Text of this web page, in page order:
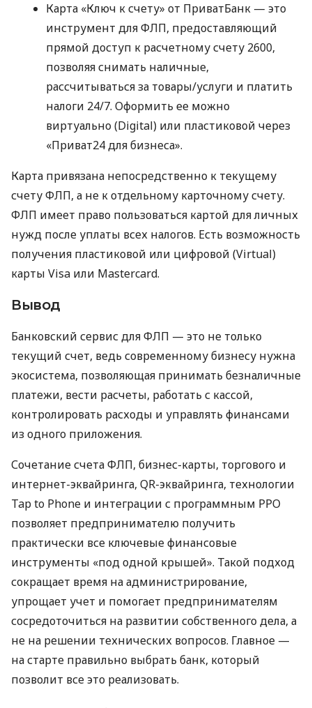
Карта «Ключ к счету» от ПриватБанк — это
инструмент для ФЛП, предоставляющий
прямой доступ к расчетному счету 2600,
позволяя снимать наличные,
рассчитываться за товары/услуги и платить
налоги 24/7. Оформить ее можно
виртуально (Digital) или пластиковой через
«Приват24 для бизнеса».
Карта привязана непосредственно к текущему
счету ФЛП, а не к отдельному карточному счету.
ФЛП имеет право пользоваться картой для личных
нужд после уплаты всех налогов. Есть возможность
получения пластиковой или цифровой (Virtual)
карты Visa или Mastercard.
Вывод
Банковский сервис для ФЛП — это не только
текущий счет, ведь современному бизнесу нужна
экосистема, позволяющая принимать безналичные
платежи, вести расчеты, работать с кассой,
контролировать расходы и управлять финансами
из одного приложения.
Сочетание счета ФЛП, бизнес-карты, торгового и
интернет-эквайринга, QR-эквайринга, технологии
Tap to Phone и интеграции с программным РРО
позволяет предпринимателю получить
практически все ключевые финансовые
инструменты «под одной крышей». Такой подход
сокращает время на администрирование,
упрощает учет и помогает предпринимателям
сосредоточиться на развитии собственного дела, а
не на решении технических вопросов. Главное —
на старте правильно выбрать банк, который
позволит все это реализовать.